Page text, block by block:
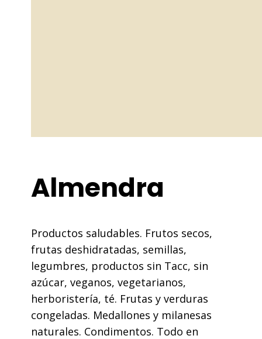
Almendra
Productos saludables. Frutos secos,
frutas deshidratadas, semillas,
legumbres, productos sin Tacc, sin
azúcar, veganos, vegetarianos,
herboristería, té. Frutas y verduras
congeladas. Medallones y milanesas
naturales. Condimentos. Todo en